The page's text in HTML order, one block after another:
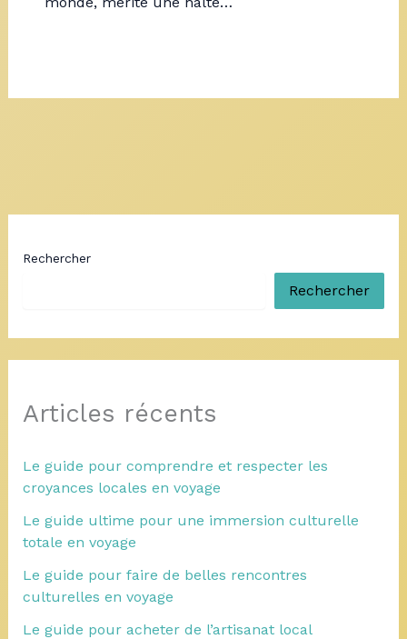
Rechercher
Rechercher
Articles récents
Le guide pour comprendre et respecter les
croyances locales en voyage
Le guide ultime pour une immersion culturelle
totale en voyage
Le guide pour faire de belles rencontres
culturelles en voyage
Le guide pour acheter de l’artisanat local